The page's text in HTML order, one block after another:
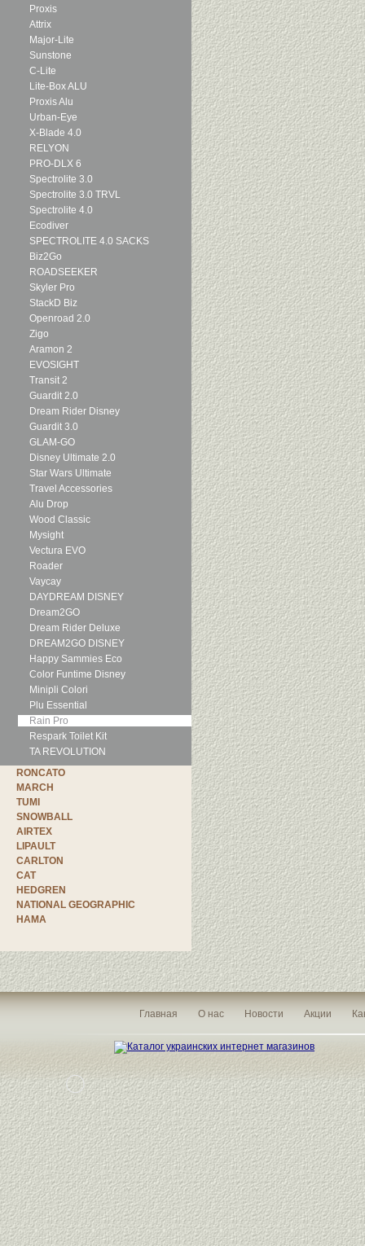
Proxis
Attrix
Major-Lite
Sunstone
C-Lite
Lite-Box ALU
Proxis Alu
Urban-Eye
X-Blade 4.0
RELYON
PRO-DLX 6
Spectrolite 3.0
Spectrolite 3.0 TRVL
Spectrolite 4.0
Ecodiver
SPECTROLITE 4.0 SACKS
Biz2Go
ROADSEEKER
Skyler Pro
StackD Biz
Openroad 2.0
Zigo
Aramon 2
EVOSIGHT
Transit 2
Guardit 2.0
Dream Rider Disney
Guardit 3.0
GLAM-GO
Disney Ultimate 2.0
Star Wars Ultimate
Travel Accessories
Alu Drop
Wood Classic
Mysight
Vectura EVO
Roader
Vaycay
DAYDREAM DISNEY
Dream2GO
Dream Rider Deluxe
DREAM2GO DISNEY
Happy Sammies Eco
Color Funtime Disney
Minipli Colori
Plu Essential
Rain Pro
Respark Toilet Kit
TA REVOLUTION
RONCATO
MARCH
TUMI
SNOWBALL
AIRTEX
LIPAULT
CARLTON
CAT
HEDGREN
NATIONAL GEOGRAPHIC
HAMA
Главная О нас Новости Акции